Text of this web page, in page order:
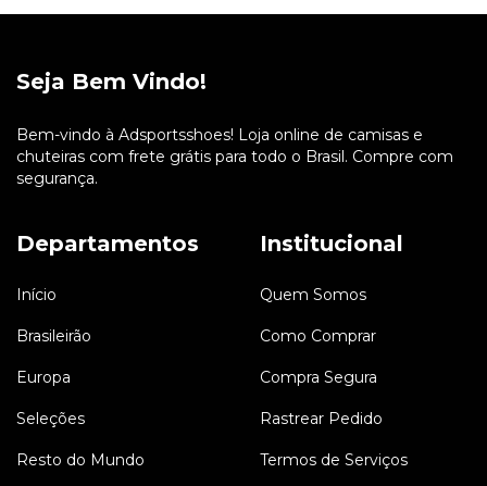
Seja Bem Vindo!
Bem-vindo à Adsportsshoes! Loja online de camisas e
chuteiras com frete grátis para todo o Brasil. Compre com
segurança.
Departamentos
Início
Brasileirão
Europa
Seleções
Resto do Mundo
Institucional
Quem Somos
Como Comprar
Compra Segura
Rastrear Pedido
Termos de Serviços